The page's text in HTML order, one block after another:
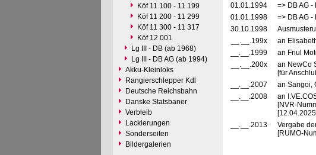
Köf 11 100 - 11 199
Köf 11 200 - 11 299
Köf 11 300 - 11 317
Köf 12 001
Lg III - DB (ab 1968)
Lg III - DB AG (ab 1994)
Akku-Kleinloks
Rangierschlepper Kdl
Deutsche Reichsbahn
Danske Statsbaner
Verbleib
Lackierungen
Sonderseiten
Bildergalerien
01.01.1994
=> DB AG
01.01.1998
=> DB AG
30.10.1998
__.__.199x
an
__.__.1999
an Friul
__.__.200x
an NewCo
[für
__.__.2007
an Sangoi,
__.__.2008
an
[NVR-
__.__.2013
Vergabe
[RUMO-